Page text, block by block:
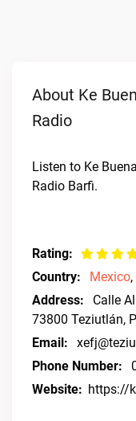
About Ke
Radio
Listen to Ke
Radio Barfi.
Rating:
Country:
Mexico,
Address:
Calle
73800 Teziutlán,
Email:
Phone Number:
Website: https://